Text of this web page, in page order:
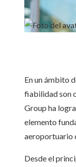
En un ámbito
fiabilidad son
Group ha
elemento
aeroportuario
Desde el